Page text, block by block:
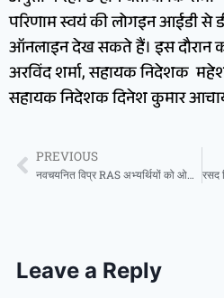
परिणाम स्वयं की लोगइन आईडी से
ऑनलाइन देख सकते हैं। इस दौरान
अरविंद शर्मा, सहायक निदेशक
सहायक निदेशक दिनेश कुमार
PREVIOUS
नवचयनित विप्र RAS अभ्यर्थियों को ओझा ने दी शुभकामनाएं
Leave a Reply